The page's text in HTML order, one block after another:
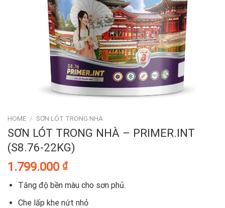
HOME / SƠN LÓT TRONG NHÀ
SƠN LÓT TRONG NHÀ – PRIMER.INT
(S8.76-22KG)
1.799.000 ₫
Tăng độ bền màu cho sơn phủ.
Che lấp khe nứt nhỏ